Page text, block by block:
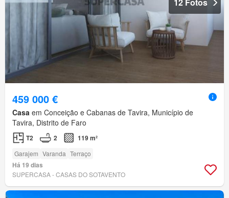
459 000 €
Casa em Conceição e Cabanas de Tavira, Município de
Tavira, Distrito de Faro
T2 2 119 m²
Garajem Varanda Terraço
Há 19 dias
SUPERCASA - CASAS DO SOTAVENTO